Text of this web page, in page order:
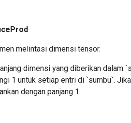
melintasi dimensi tensor.
dimensi yang diberikan dalam
1 untuk setiap entri di `sumbu`.
dengan panjang 1.